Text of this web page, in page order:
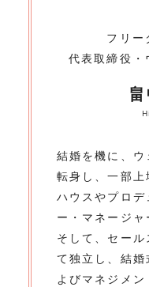
フリー
代表取締役・
結婚を機に、
転身し、一部上
ハウスやプロ
ー・マネージャ
そして、セー
て独立し、結
よびマネジメ